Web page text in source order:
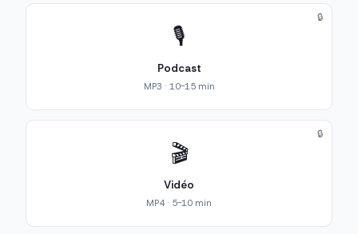
🎙️
Podcast
MP3 · 10-15 min
🔒
🎬
Vidéo
MP4 · 5-10 min
🔒